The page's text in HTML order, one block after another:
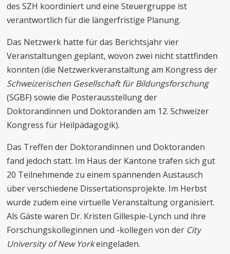
des SZH koordiniert und eine Steuergruppe ist
verantwortlich für die längerfristige Planung.
Das Netzwerk hatte für das Berichtsjahr vier
Veranstaltungen geplant, wovon zwei nicht stattfinden
konnten (die Netzwerkveranstaltung am Kongress der
Schweizerischen Gesellschaft für Bildungsforschung
(SGBF) sowie die Posterausstellung der
Doktorandinnen und Doktoranden am 12. Schweizer
Kongress für Heilpädagogik).
Das Treffen der Doktorandinnen und Doktoranden
fand jedoch statt. Im Haus der Kantone trafen sich gut
20 Teilnehmende zu einem spannenden Austausch
über verschiedene Dissertationsprojekte. Im Herbst
wurde zudem eine virtuelle Veranstaltung organisiert.
Als Gäste waren Dr. Kristen Gillespie-Lynch und ihre
Forschungskolleginnen und -kollegen von der City
University of New Yorkeingeladen.